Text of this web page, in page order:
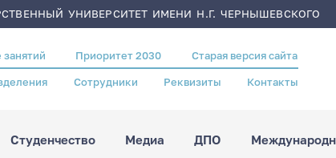
УНИВЕРСИТЕТ ИМЕНИ Н.Г. ЧЕРНЫШЕВСКОГО
занятий Приоритет 2030 Старая версия сайта
Сотрудники Реквизиты Контакты
Студенчество Медиа ДПО